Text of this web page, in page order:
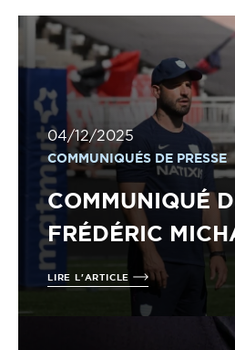
04/12/2025
COMMUNIQUÉS DE PRESSE
COMMUNIQUÉ
FRÉDÉRIC
LIRE L'ARTICLE